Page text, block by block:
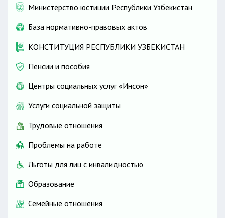
Министерство юстиции Республики Узбекистан
База нормативно-правовых актов
КОНСТИТУЦИЯ РЕСПУБЛИКИ УЗБЕКИСТАН
Пенсии и пособия
Центры социальных услуг «Инсон»
Услуги социальной защиты
Трудовые отношения
Проблемы на работе
Льготы для лиц с инвалидностью
Образование
Семейные отношения